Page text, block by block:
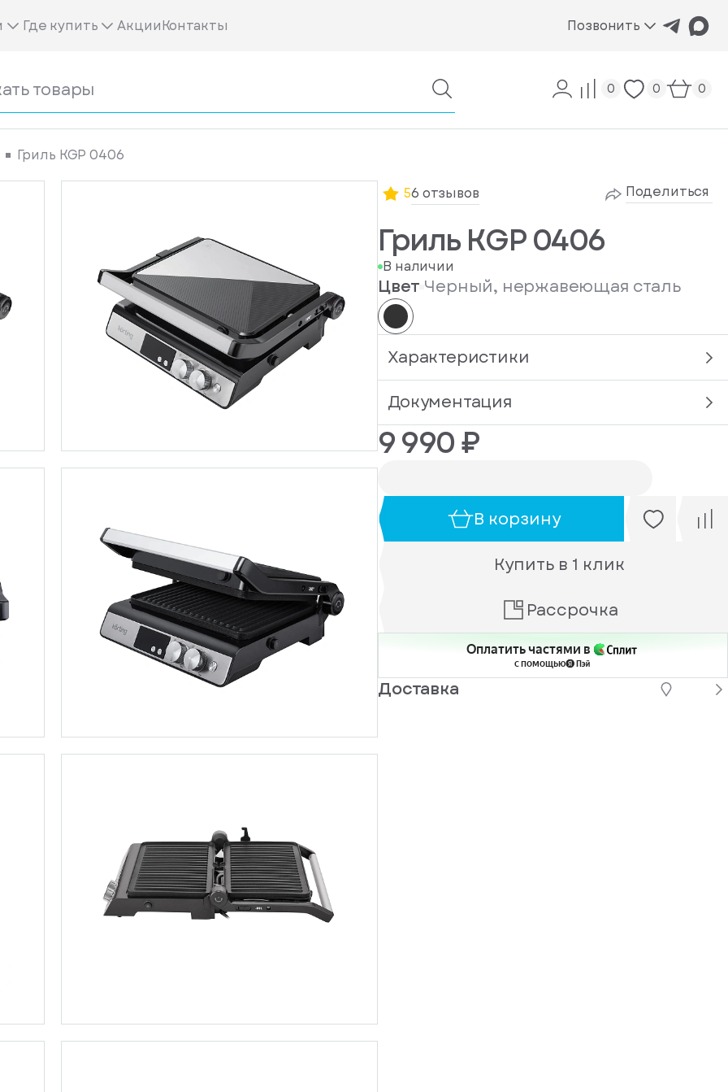
Где купить АкцииКонтакты Позвонить
0 0 0
Гриль KGP 0406
56 отзывов Поделиться
Гриль KGP 0406
В наличии
Цвет Черный, нержавеющая сталь
Характеристики
Документация
9 990 ₽
В корзину
Купить в 1 клик
Рассрочка
Оплатить частями в
с помощью
Доставка